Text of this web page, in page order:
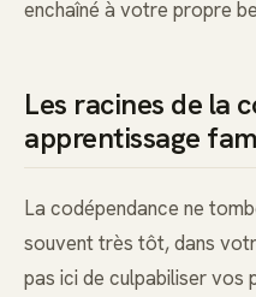
enchaîné à votre propre
Les racines de la
apprentissage
La codépendance ne
souvent très tôt, dans
pas ici de culpabiliser vos